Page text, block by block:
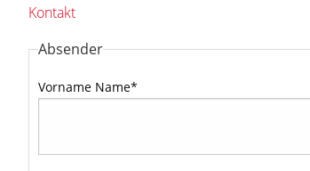
Kontakt
Absender
Vorname Name*